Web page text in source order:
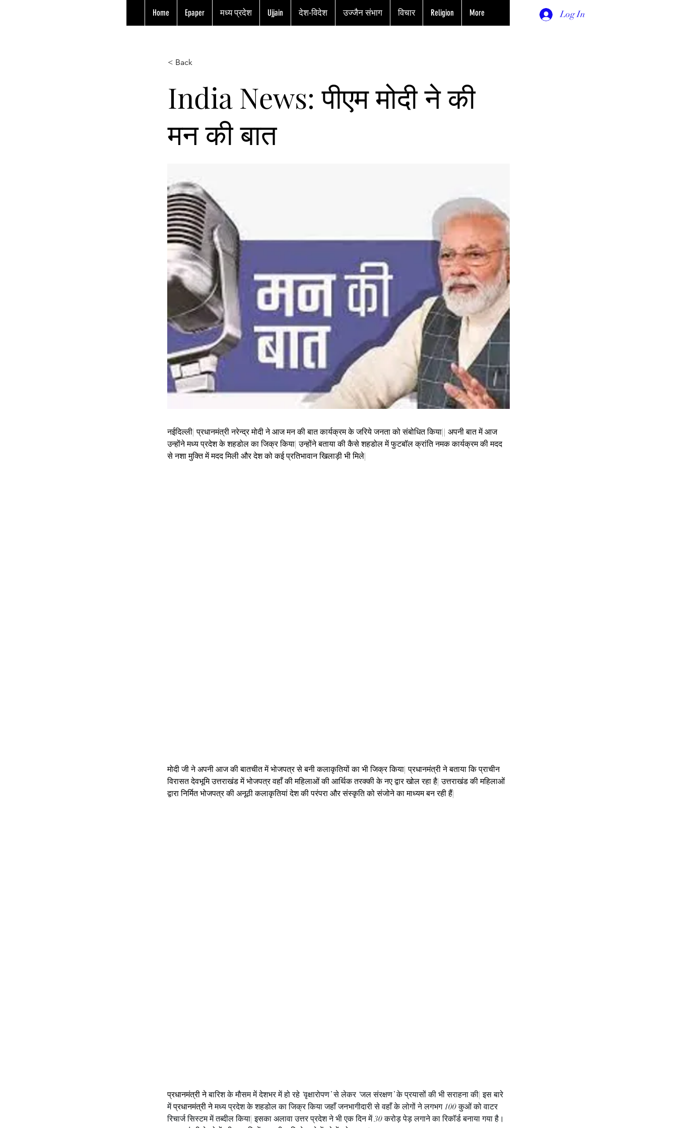
Home Epaper मध्य प्रदेश Ujjain देश-विदेश उज्जैन संभाग विचार Religion More Log In
< Back
India News: पीएम मोदी ने की
मन की बात
नईदिल्ली| प्रधानमंत्री नरेन्द्र मोदी ने आज मन की बात कार्यक्रम के जरिये जनता को संबोधित किया|| अपनी बात में आज
उन्होंने मध्य प्रदेश के शहडोल का जिक्र किया| उन्होंने बताया की कैसे शहडोल में फुटबॉल क्रांति नमक कार्यक्रम की मदद
से नशा मुक्ति में मदद मिली और देश को कई प्रतिभावान खिलाड़ी भी मिले|
मोदी जी ने अपनी आज की बातचीत में भोजपत्र से बनी कलाकृतियों का भी जिक्र किया| प्रधानमंत्री ने बताया कि प्राचीन
विरासत देवभूमि उत्तराखंड में भोजपत्र वहाँ की महिलाओं की आर्थिक तरक्की के नए द्वार खोल रहा है| उत्तराखंड की महिलाओं
द्वारा निर्मित भोजपत्र की अनूठी कलाकृतियां देश की परंपरा और संस्कृति को संजोने का माध्यम बन रही हैं|
प्रधानमंत्री ने बारिश के मौसम में देशभर में हो रहे ‘वृक्षारोपण’ से लेकर ‘जल संरक्षण’ के प्रयासों की भी सराहना की| इस बारे
में प्रधानमंत्री ने मध्य प्रदेश के शहडोल का जिक्र किया जहाँ जनभागीदारी से वहाँ के लोगों ने लगभग 100 कुओं को वाटर
रिचार्ज सिस्टम में तब्दील किया| इसका अलावा उत्तर प्रदेश ने भी एक दिन में 30 करोड़ पेड़ लगाने का रिकॉर्ड बनाया गया है।